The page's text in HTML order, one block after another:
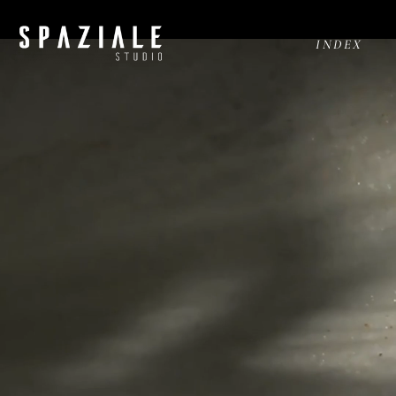
INDEX
Consultoría creativa y
estrategia de marca
para marcas premium